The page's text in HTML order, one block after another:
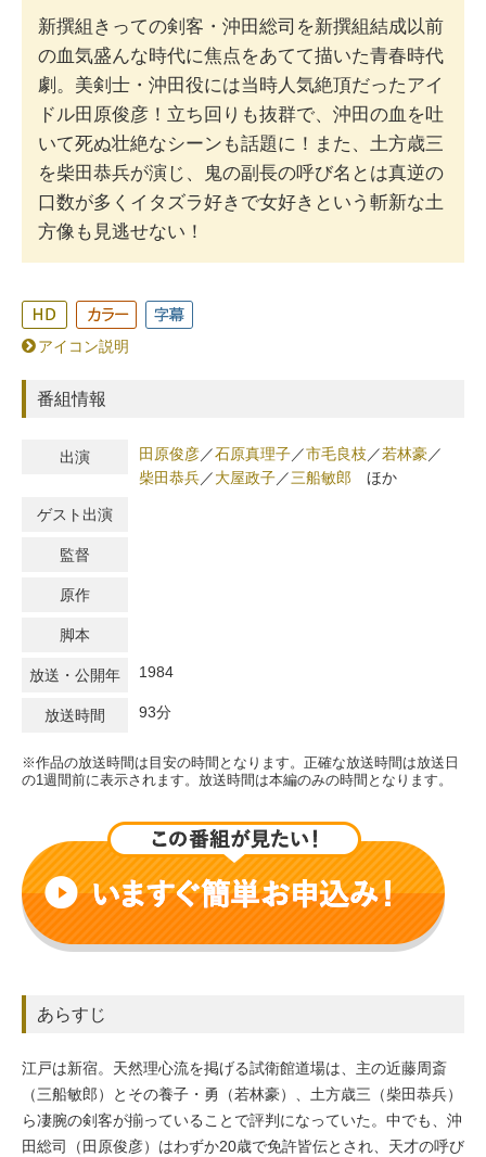
新撰組きっての剣客・沖田総司を新撰組結成以前
の血気盛んな時代に焦点をあてて描いた青春時代
劇。美剣士・沖田役には当時人気絶頂だったアイ
ドル田原俊彦！立ち回りも抜群で、沖田の血を吐
いて死ぬ壮絶なシーンも話題に！また、土方歳三
を柴田恭兵が演じ、鬼の副長の呼び名とは真逆の
口数が多くイタズラ好きで女好きという斬新な土
方像も見逃せない！
アイコン説明
番組情報
出演 田原俊彦／石原真理子／市毛良枝 ／若林豪／
柴田恭兵／大屋政子／三船敏郎 ほか
ゲスト出演
監督
原作
脚本
放送・公開年 1984
放送時間 93分
※作品の放送時間は目安の時間となります。正確な放送時間は放送日
の1週間前に表示されます。放送時間は本編のみの時間となります。
あらすじ
江戸は新宿。天然理心流を掲げる試衛館道場は、主の近藤周斎
（三船敏郎）とその養子・勇（若林豪）、土方歳三（柴田恭兵）
ら凄腕の剣客が揃っていることで評判になっていた。中でも、沖
田総司（田原俊彦）はわずか20歳で免許皆伝とされ、天才の呼び